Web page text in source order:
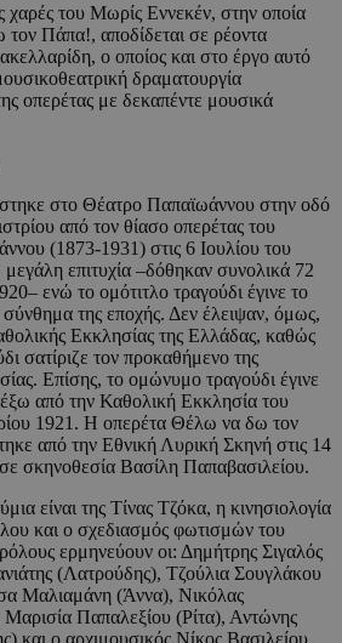
του Μωρίς Εννεκέν, στην οποία
τον Πάπα!, αποδίδεται σε ρέοντα
ο οποίος και στο έργο αυτό
δραματουργία
οπερέτας με δεκαπέντε μουσικά
στο Θέατρο Παπαϊωάννου στην οδό
από τον θίασο οπερέτας του
(1873-1931) στις 6 Ιουλίου του
επιτυχία –δόθηκαν συνολικά 72
ενώ το ομότιτλο τραγούδι έγινε το
σύνθημα της εποχής. Δεν έλειψαν, όμως,
Εκκλησίας της Ελλάδας, καθώς
σατίριζε τον προκαθήμενο της
Επίσης, το ομώνυμο τραγούδι έγινε
από την Καθολική Εκκλησία του
1921. Η οπερέτα Θέλω να δω τον
από την Εθνική Λυρική Σκηνή στις 14
σκηνοθεσία Βασίλη Παπαβασιλείου.
είναι της Τίνας Τζόκα, η κινησιολογία
και ο σχεδιασμός φωτισμών του
ερμηνεύουν οι: Δημήτρης Σιγαλός
(Λατρούδης), Τζούλια Σουγλάκου
Μαλιαμάνη (Άννα), Νικόλας
Παπαλεξίου (Ρίτα), Αντώνης
και ο αρχιμουσικός Νίκος Βασιλείου